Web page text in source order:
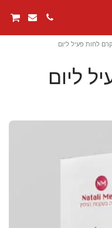
קרם לחות פעיל ליום
ליום